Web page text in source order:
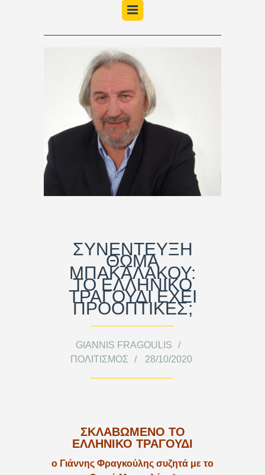
ΣΥΝΕΝΤΕΥΞΗ
ΘΩΜΑ
ΜΠΑΚΑΛΑΚΟΥ:
ΤΟ ΕΛΛΗΝΙΚΟ
ΤΡΑΓΟΥΔΙ ΕΧΕΙ
ΠΡΟΟΠΤΙΚΕΣ;
GIANNIS FRAGOULIS
ΠΟΛΙΤΙΣΜΌΣ
28/10/2020
ΣΚΛΑΒΩΜΕΝΟ ΤΟ
ΕΛΛΗΝΙΚΟ ΤΡΑΓΟΥΔΙ
ο Γιάννης Φραγκούλης συζητά με το